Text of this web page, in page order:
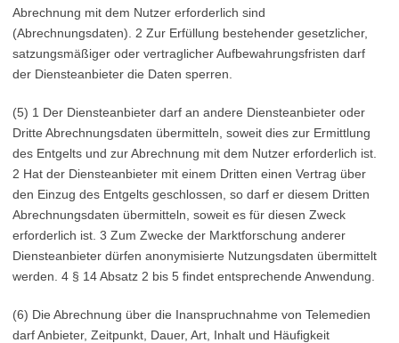
Abrechnung mit dem Nutzer erforderlich sind
(Abrechnungsdaten). 2 Zur Erfüllung bestehender gesetzlicher,
satzungsmäßiger oder vertraglicher Aufbewahrungsfristen darf
der Diensteanbieter die Daten sperren.
(5) 1 Der Diensteanbieter darf an andere Diensteanbieter oder
Dritte Abrechnungsdaten übermitteln, soweit dies zur Ermittlung
des Entgelts und zur Abrechnung mit dem Nutzer erforderlich ist.
2 Hat der Diensteanbieter mit einem Dritten einen Vertrag über
den Einzug des Entgelts geschlossen, so darf er diesem Dritten
Abrechnungsdaten übermitteln, soweit es für diesen Zweck
erforderlich ist. 3 Zum Zwecke der Marktforschung anderer
Diensteanbieter dürfen anonymisierte Nutzungsdaten übermittelt
werden. 4 § 14 Absatz 2 bis 5 findet entsprechende Anwendung.
(6) Die Abrechnung über die Inanspruchnahme von Telemedien
darf Anbieter, Zeitpunkt, Dauer, Art, Inhalt und Häufigkeit